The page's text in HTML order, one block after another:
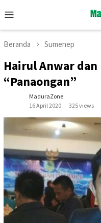
to
Menu
Beranda Sumenep
Hairul Anwar
“Panaongan”
MaduraZone
16 April 2020
325 views